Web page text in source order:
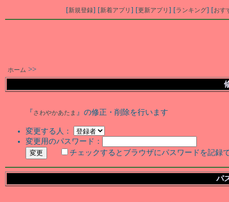
[新規登録] [新着アプリ ] [更新アプリ ] [ランキング] [おす
ホーム >>
『さわやかあたま 』の修正・削除を行います
変更する人：
変更用のパスワード：
チェックするとブラウザにパスワードを記録
パ